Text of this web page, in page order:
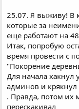
25.07. Я выживу! В
которые за
еще работают на
Итак, попробую
время провести с
"Покорение
Для начала
админов и крякнул
. Правда, потом их
перескакивал